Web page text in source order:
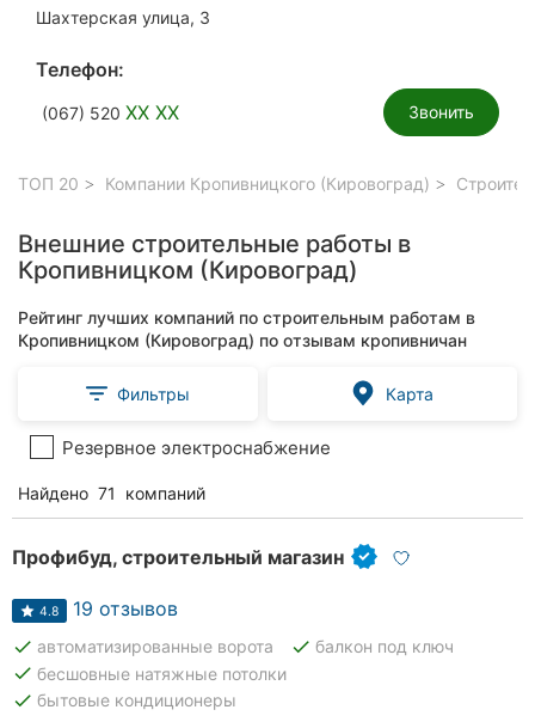
Шахтерская улица, 3
Телефон:
(067) 520 XX XX Звонить
ТОП 20 Компании Кропивницкого (Кировоград)
Внешние строительные работы в
Кропивницком (Кировоград)
Рейтинг лучших компаний по строительным работам в
Кропивницком (Кировоград) по отзывам кропивничан
Фильтры Карта
Резервное электроснабжение
Найдено 71 компаний
Профибуд, строительный магазин
4.8 19 отзывов
done автоматизированные ворота done балкон под ключ
done бесшовные натяжные потолки
done бытовые кондиционеры